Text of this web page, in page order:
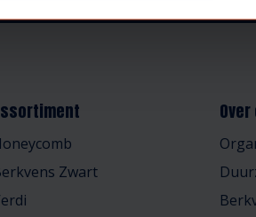
Zwart